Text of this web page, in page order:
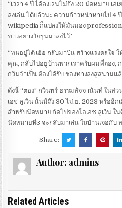
“เวลา 4 ปี ได้ลงเล่นไม่ถึง 20 นัดหมาย เ
ลงเล่น ได้แล้วนะ ความก้าวหน้าหายไป 4
wikipedia ก็แปลงให้มันมอง
ขาวอย่างวัยรุ่นมาลงไว้”
“ทนอยู่ได้ เฮ้อ กลับมาบิน สร้างแรงดลใจ
คุณ, กลับไปอยู่บ้านพวกเราครับผมพี่ตอง,
กวินจำเป็น ต้องได้รับ ช่องทางลงสู่สนามแ
ดังนี้ “ตอง” กวินทร์ ธรรมสัจจานันท์ ในส่
เอช ลูเวิน นั้นมีถึง 30 ไม่.ย. 2023 หรืออีก
สำหรับนัดหมาย ถัดไปของโอเอช ลูเวิน ใ
นัดหมายที่3 จะกลับมาเล่น ในบ้านเจอกับ ส
Share:
Author: admins
Related Articles